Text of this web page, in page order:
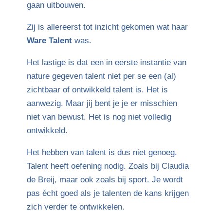
gaan uitbouwen.
Zij is allereerst tot inzicht gekomen wat haar
Ware Talentwas.
Het lastige is dat een in eerste instantie van
nature gegeven talent niet per se een (al)
zichtbaar of ontwikkeld talent is. Het is
aanwezig. Maar jij bent je je er misschien
niet van bewust. Het is nog niet volledig
ontwikkeld.
Het hebben van talent is dus niet genoeg.
Talent heeft oefening nodig. Zoals bij Claudia
de Breij, maar ook zoals bij sport. Je wordt
pas écht goed als je talenten de kans krijgen
zich verder te ontwikkelen.